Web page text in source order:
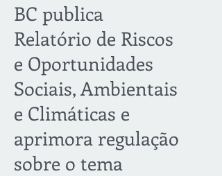
BC publica
Relatório de Riscos
e Oportunidades
Sociais, Ambientais
e Climáticas e
aprimora regulação
sobre o tema